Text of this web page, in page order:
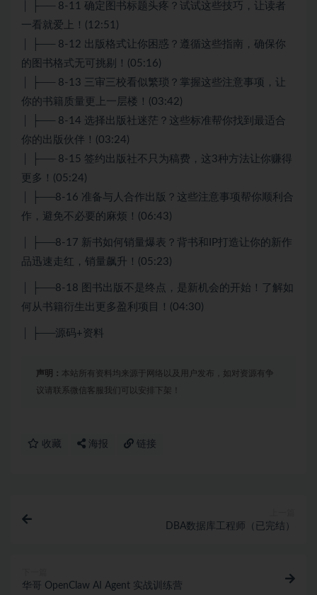
│ ├── 8-11 确定图书标题头疼？试试这些技巧，让读者
一看就爱上！(12:51)
│ ├── 8-12 出版格式让你困惑？遵循这些指南，确保你
的图书格式无可挑剔！(05:16)
│ ├── 8-13 三审三校看似繁琐？掌握这些注意事项，让
你的书籍质量更上一层楼！(03:42)
│ ├── 8-14 选择出版社迷茫？这些标准帮你找到最适合
你的出版伙伴！(03:24)
│ ├── 8-15 签约出版社不只为稿费，这3种方法让你赚得
更多！(05:24)
│ ├──8-16 准备与人合作出版？这些注意事项帮你顺利合
作，避免不必要的麻烦！(06:43)
│ ├──8-17 新书如何销量爆表？背书和IP打造让你的新作
品迅速走红，销量飙升！(05:23)
│ ├──8-18 图书出版不是终点，是新机会的开始！了解如
何从书籍衍生出更多盈利项目！(04:30)
│ ├──源码+资料
声明： 本站所有资料均来源于网络以及用户发布，如对资源有争
议请联系微信客服我们可以安排下架！
收藏 海报 链接
DBA数据库工程师（已完结）
华哥 OpenClaw AI Agent 实战训练营